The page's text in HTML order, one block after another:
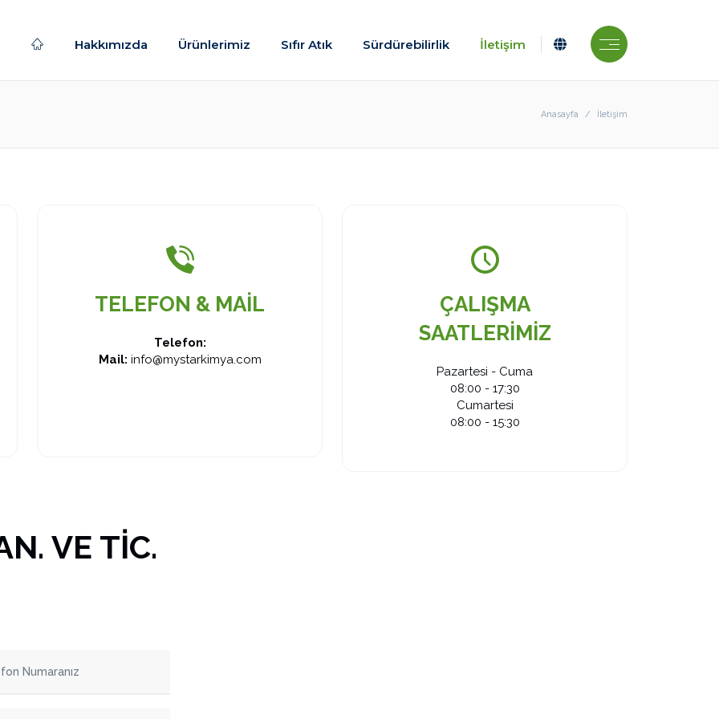
Hakkımızda Ürünlerimiz Sıfır Atık Sürdürebilirlik İletişim
Anasayfa İletişim
TELEFON & MAİL
Telefon:
Mail: info@mystarkimya.com
ÇALIŞMA
SAATLERİMİZ
Pazartesi - Cuma
08:00 - 17:30
Cumartesi
08:00 - 15:30
VE TİC.